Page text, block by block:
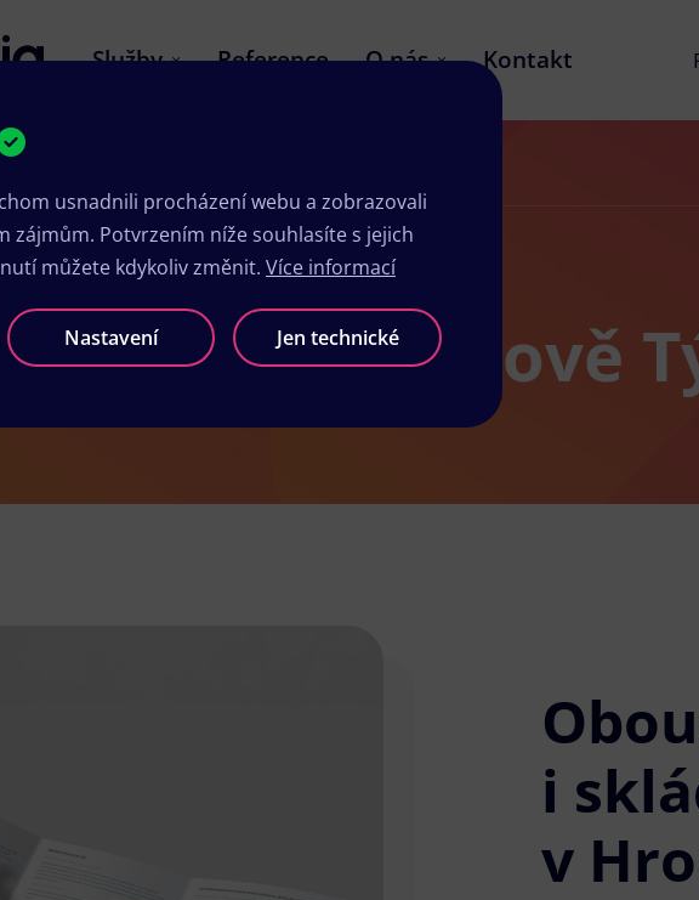
Služby Reference O nás Kontakt
Týnci
v Hrochově
i
v
usnadnili procházení webu a zobrazovali
zájmům. Potvrzením níže souhlasíte s jejich
můžete kdykoliv změnit. Více informací
Nastavení Jen technické